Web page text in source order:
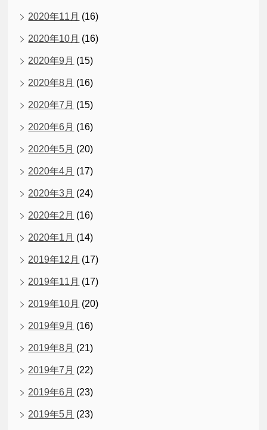
2020年11月 (16)
2020年10月 (16)
2020年9月 (15)
2020年8月 (16)
2020年7月 (15)
2020年6月 (16)
2020年5月 (20)
2020年4月 (17)
2020年3月 (24)
2020年2月 (16)
2020年1月 (14)
2019年12月 (17)
2019年11月 (17)
2019年10月 (20)
2019年9月 (16)
2019年8月 (21)
2019年7月 (22)
2019年6月 (23)
2019年5月 (23)